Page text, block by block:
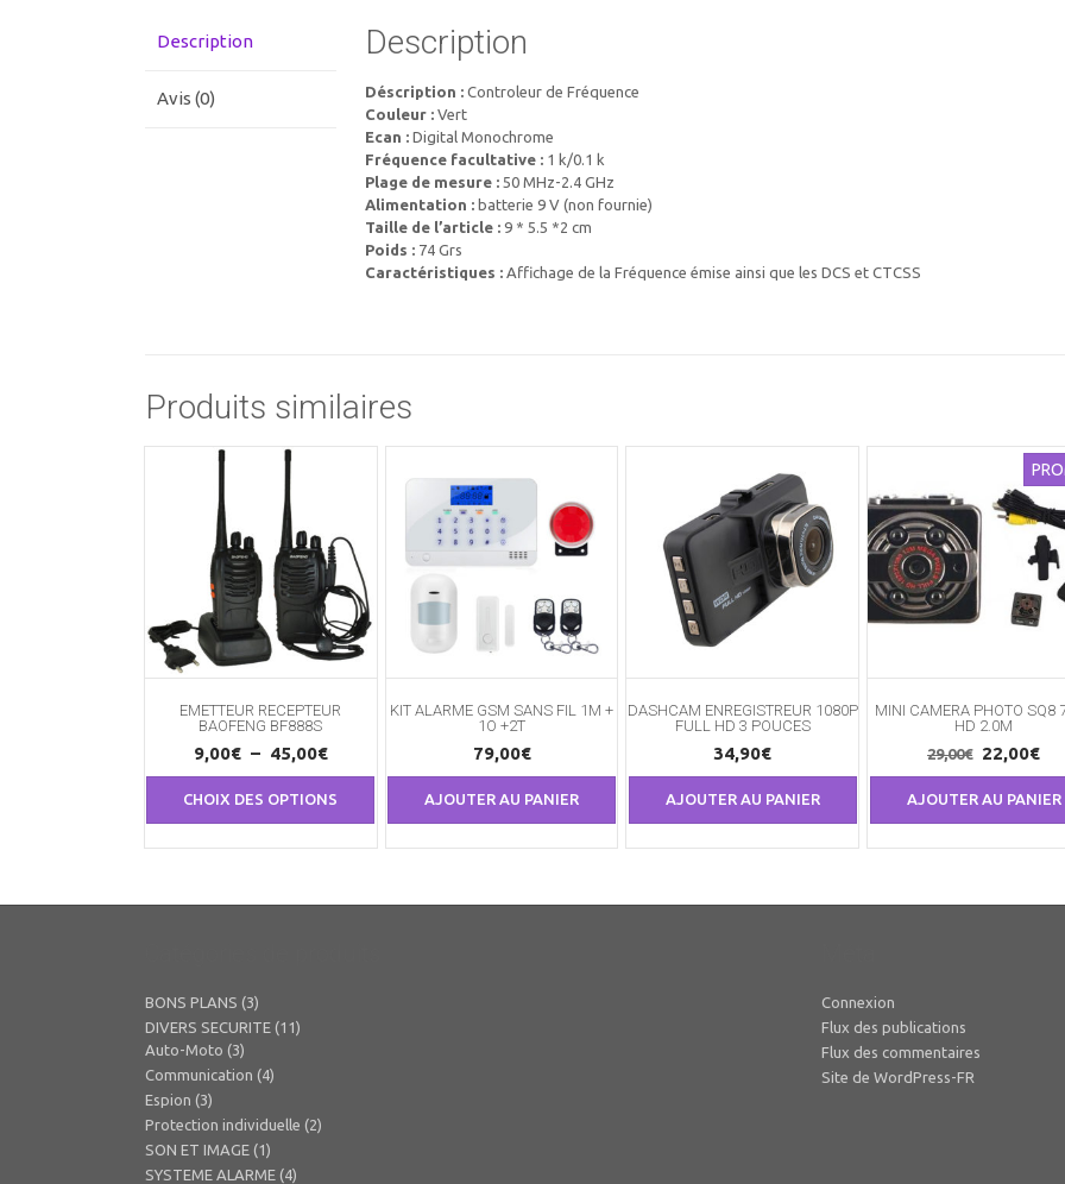
Description
Avis (0)
Description
Déscription : Controleur de Fréquence
Couleur :Vert
Ecan :Digital Monochrome
Fréquence facultative :1 k/0.1 k
Plage de mesure :50 MHz-2.4 GHz
Alimentation :batterie 9 V (non fournie)
Taille de l’article :9 * 5.5 *2 cm
Poids :74 Grs
Caractéristiques :Affichage de la Fréquence émise ainsi que les DCS et CTCSS
Produits similaires
EMETTEUR RECEPTEUR
BAOFENG BF888S
9,00€ – 45,00€Plage
de
prix :
9,00€
CHOIX DES OPTIONS
Ce
produit
a
plusieurs
KIT ALARME GSM SANS FIL 1M +
1O +2T
79,00€
AJOUTER AU PANIER
DASHCAM ENREGISTREUR 1080P
FULL HD 3 POUCES
34,90€
AJOUTER AU PANIER
MINI CAMERA PHOTO SQ8
HD 2.0M
29,00€
Le
prix
initial
était :
22,00€Le
AJOUTER AU PANIER
BONS PLANS (3)
DIVERS SECURITE (11)
Auto-Moto (3)
Communication (4)
Espion (3)
Protection individuelle (2)
SON ET IMAGE (1)
SYSTEME ALARME (4)
Connexion
Flux des publications
Flux des commentaires
Site de WordPress-FR